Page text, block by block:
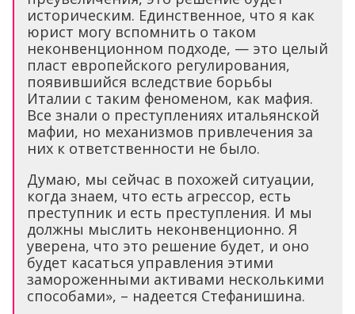
историческим. Единственное, что я как
юрист могу вспомнить о таком
неконвенционном подходе, — это целый
пласт европейского регулирования,
появившийся вследствие борьбы
Италии с таким феноменом, как мафия.
Все знали о преступлениях итальянской
мафии, но механизмов привлечения за
них к ответственности не было.
Думаю, мы сейчас в похожей ситуации,
когда знаем, что есть агрессор, есть
преступник и есть преступления. И мы
должны мыслить неконвенционно. Я
уверена, что это решение будет, и оно
будет касаться управления этими
замороженными активами несколькими
способами», – надеется Стефанишина.